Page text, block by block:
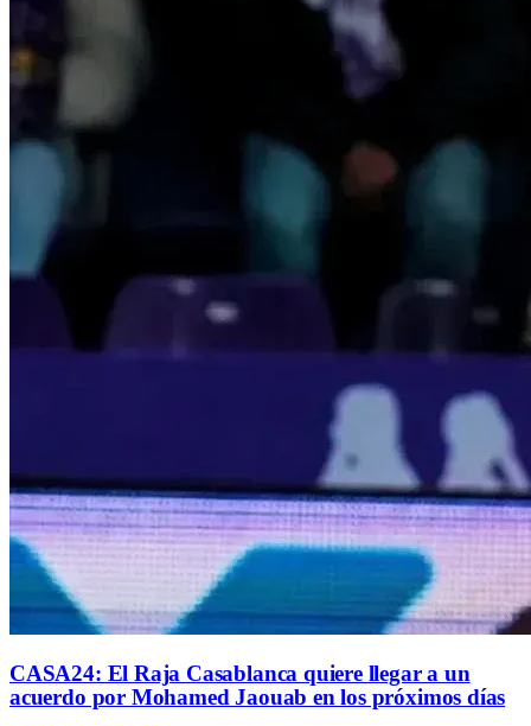
CASA24: El Raja Casablanca quiere llegar a un
acuerdo por Mohamed Jaouab en los próximos días